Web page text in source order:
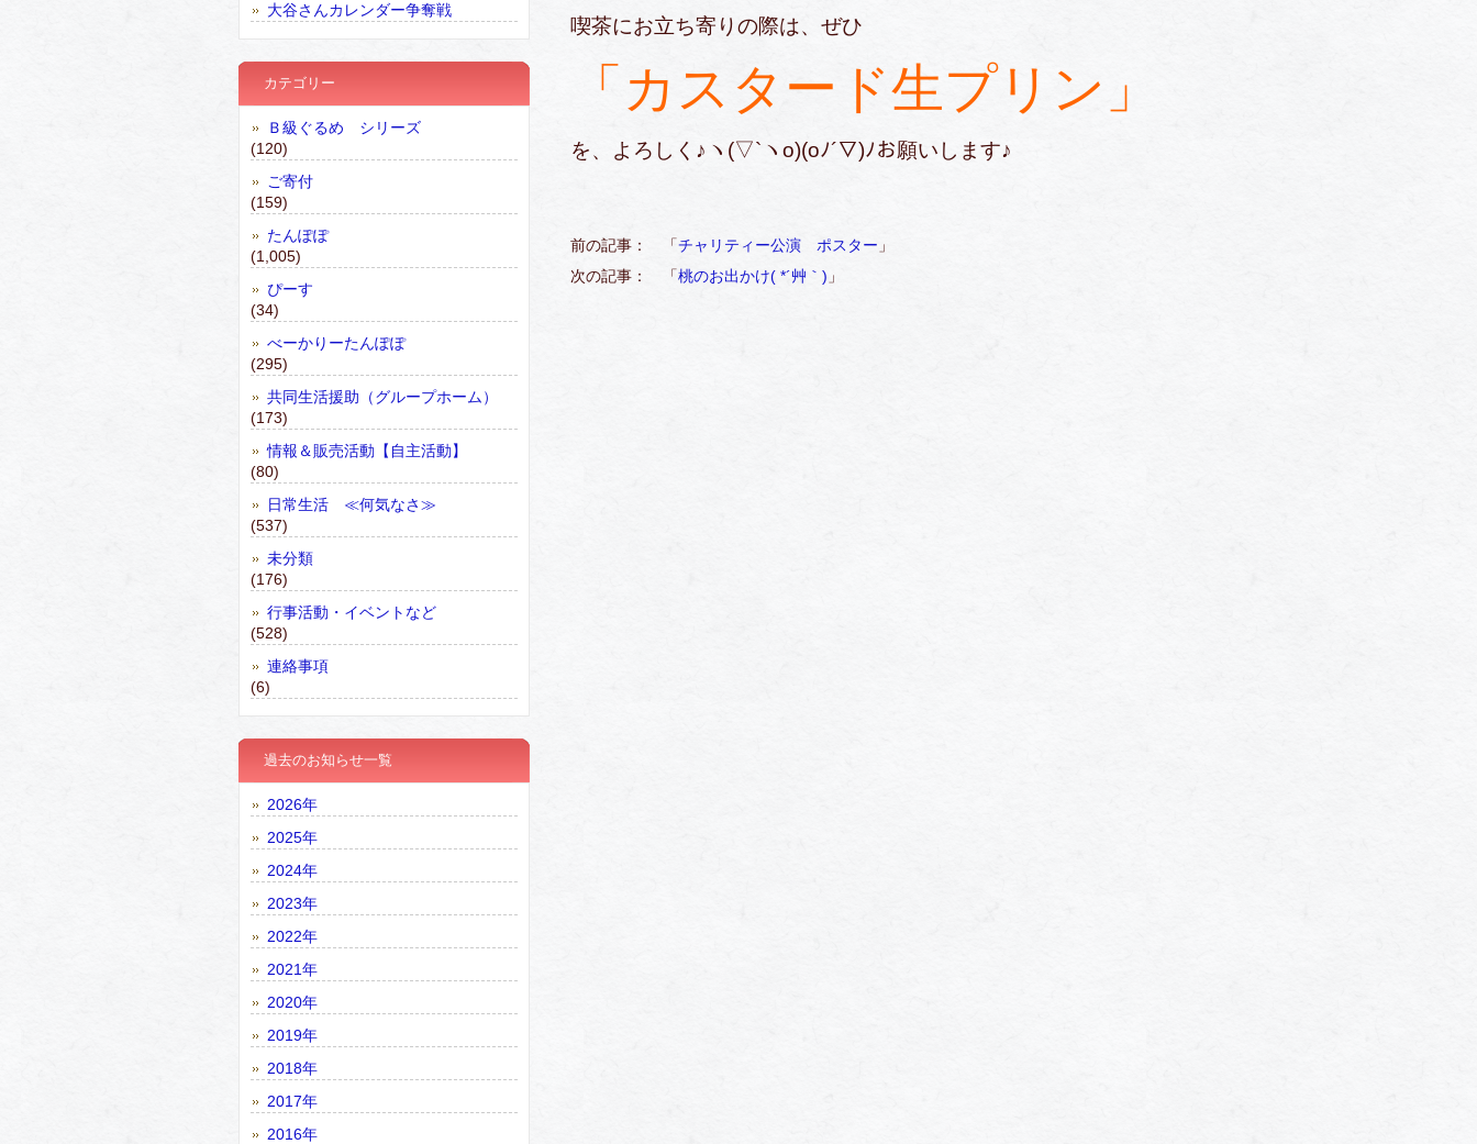
喫茶にお立ち寄りの際は、ぜひ
「カスタード生プリン」
を、よろしく♪ヽ(▽`ヽo)(oﾉ´▽)ﾉお願いします♪
前の記事： 「チャリティー公演 ポスター 」
次の記事： 「桃のお出かけ( *´艸｀) 」
大谷さんカレンダー争奪戦
カテゴリー
Ｂ級ぐるめ シリーズ
(120)
ご寄付
(159)
たんぽぽ
(1,005)
ぴーす
(34)
べーかりーたんぽぽ
(295)
共同生活援助（グループホーム）
(173)
情報＆販売活動【自主活動】
(80)
日常生活 ≪何気なさ≫
(537)
未分類
(176)
行事活動・イベントなど
(528)
連絡事項
(6)
過去のお知らせ一覧
2026年
2025年
2024年
2023年
2022年
2021年
2020年
2019年
2018年
2017年
2016年